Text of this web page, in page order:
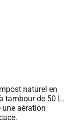
naturel en
tambour de 50 L.
aération